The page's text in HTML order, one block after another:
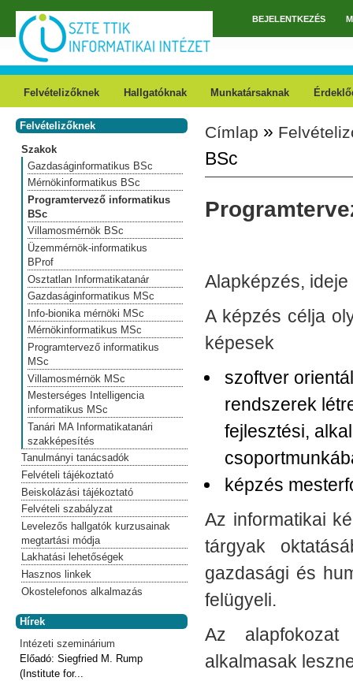
Ugrás a tartalomra
FőmenüBEJELENTKEZÉS
Felvételizőknek Hallgatóknak Munkatársaknak
Jelenlegi hely
Címlap »
BSc
Alapképzés, ideje
A képzés célja
képesek
szoftver
rendszerek
fejlesztési,
képzés
Az informatikai
tárgyak
gazdasági és
felügyeli.
Az alapfokozat
alkalmasak
Felvételizőknek
Szakok
Gazdaságinformatikus BSc
Mérnökinformatikus BSc
Programtervező informatikus
BSc
Villamosmérnök BSc
Üzemmérnök-informatikus
BProf
Osztatlan Informatikatanár
Gazdaságinformatikus MSc
Info-bionika mérnöki MSc
Mérnökinformatikus MSc
Programtervező informatikus
MSc
Villamosmérnök MSc
Mesterséges Intelligencia
informatikus MSc
Tanári MA Informatikatanári
szakképesítés
Tanulmányi tanácsadók
Felvételi tájékoztató
Beiskolázási tájékoztató
Felvételi szabályzat
Levelezős hallgatók kurzusainak
megtartási módja
Lakhatási lehetőségek
Hasznos linkek
Okostelefonos alkalmazás
Hírek
Intézeti szeminárium
Előadó:Siegfried M. Rump
(Institute for...